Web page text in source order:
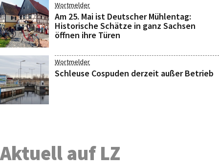
Wortmelder
Am 25. Mai ist Deutscher Mühlentag:
Historische Schätze in ganz Sachsen
öffnen ihre Türen
Wortmelder
Schleuse Cospuden derzeit außer Betrieb
Aktuell auf LZ